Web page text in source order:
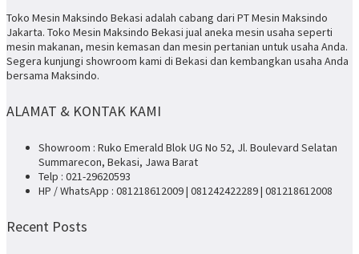
Toko Mesin Maksindo Bekasi adalah cabang dari PT Mesin Maksindo
Jakarta. Toko Mesin Maksindo Bekasi jual aneka mesin usaha seperti
mesin makanan, mesin kemasan dan mesin pertanian untuk usaha Anda.
Segera kunjungi showroom kami di Bekasi dan kembangkan usaha Anda
bersama Maksindo.
ALAMAT & KONTAK KAMI
Showroom : Ruko Emerald Blok UG No 52, Jl. Boulevard Selatan
Summarecon, Bekasi, Jawa Barat
Telp : 021-29620593
HP / WhatsApp : 081218612009 | 081242422289 | 081218612008
Recent Posts